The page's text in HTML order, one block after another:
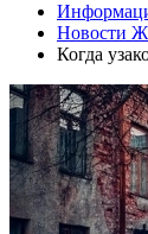
Новости
Когда